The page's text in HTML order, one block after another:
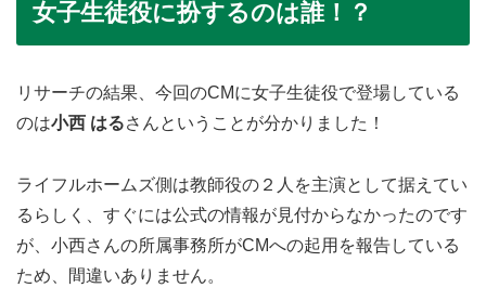
女子生徒役に扮するのは誰！？
リサーチの結果、今回のCMに女子生徒役で登場している
のは小西 はるさんということが分かりました！
ライフルホームズ側は教師役の２人を主演として据えてい
るらしく、すぐには公式の情報が見付からなかったのです
が、小西さんの所属事務所がCMへの起用を報告している
ため、間違いありません。